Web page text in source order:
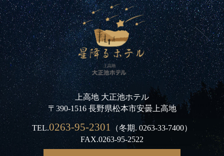
上高地 大正池ホテル
〒390-1516 長野県松本市安曇上高地
TEL.0263-95-2301 （冬期.0263-33-7400）
FAX.0263-95-2522